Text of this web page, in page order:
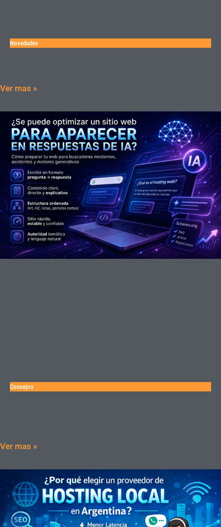
Novedades
Ver mas »
Consejos
Ver mas »